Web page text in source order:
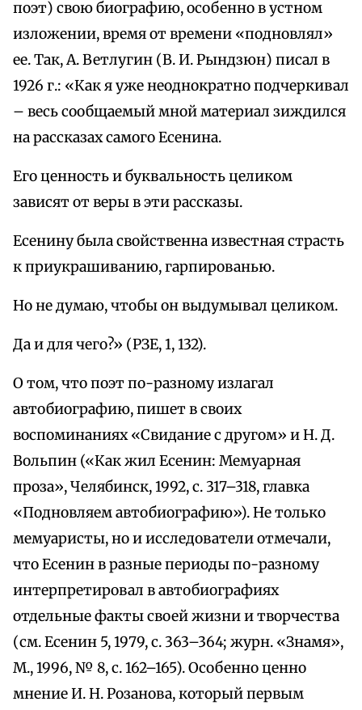
поэт) свою биографию, особенно в устном
изложении, время от времени «подновлял»
ее. Так, А. Ветлугин (В. И. Рындзюн) писал в
1926 г.: «Как я уже неоднократно подчеркивал
– весь сообщаемый мной материал зиждился
на рассказах самого Есенина.
Его ценность и буквальность целиком
зависят от веры в эти рассказы.
Есенину была свойственна известная страсть
к приукрашиванию, гарпированью.
Но не думаю, чтобы он выдумывал целиком.
Да и для чего?» (РЗЕ, 1, 132).
О том, что поэт по-разному излагал
автобиографию, пишет в своих
воспоминаниях «Свидание с другом» и Н. Д.
Вольпин («Как жил Есенин: Мемуарная
проза», Челябинск, 1992, с. 317–318, главка
«Подновляем автобиографию»). Не только
мемуаристы, но и исследователи отмечали,
что Есенин в разные периоды по-разному
интерпретировал в автобиографиях
отдельные факты своей жизни и творчества
(см. Есенин 5, 1979, с. 363–364; журн. «Знамя»,
М., 1996, № 8, с. 162–165). Особенно ценно
мнение И. Н. Розанова, который первым